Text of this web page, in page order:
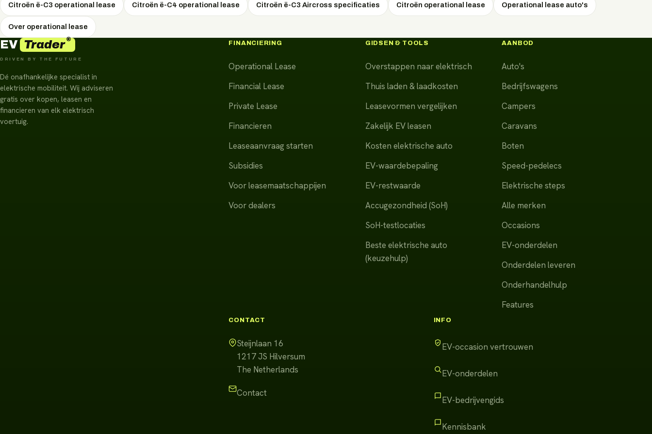
Citroën ë-C3 operational lease Citroën ë-C4 operational lease Citroën ë-C3 Aircross specificaties Citroën operational lease Operational lease auto's
Over operational lease
EV Trader®
DRIVEN BY THE FUTURE
Dé onafhankelijke specialist in
elektrische mobiliteit. Wij adviseren
gratis over kopen, leasen en
financieren van elk elektrisch
voertuig.
FINANCIERING
Operational Lease
Financial Lease
Private Lease
Financieren
Leaseaanvraag starten
Subsidies
Voor leasemaatschappijen
Voor dealers
GIDSEN & TOOLS
Overstappen naar elektrisch
Thuis laden & laadkosten
Leasevormen vergelijken
Zakelijk EV leasen
Kosten elektrische auto
EV-waardebepaling
EV-restwaarde
Accugezondheid (SoH)
SoH-testlocaties
Beste elektrische auto
(keuzehulp)
AANBOD
Auto's
Bedrijfswagens
Campers
Caravans
Boten
Speed-pedelecs
Elektrische steps
Alle merken
Occasions
EV-onderdelen
Onderdelen leveren
Onderhandelhulp
Features
CONTACT
Steijnlaan 16
1217 JS Hilversum
The Netherlands
Contact
INFO
EV-occasion vertrouwen
EV-onderdelen
EV-bedrijvengids
Kennisbank